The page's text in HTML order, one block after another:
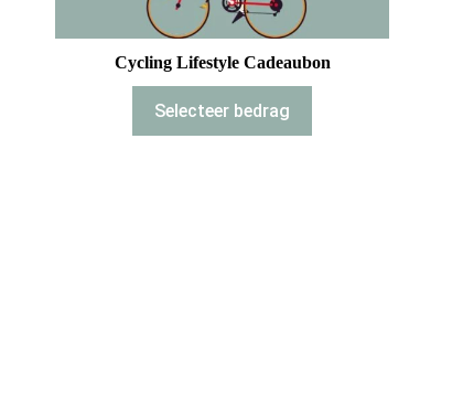
Cycling Lifestyle Cadeaubon
Selecteer bedrag